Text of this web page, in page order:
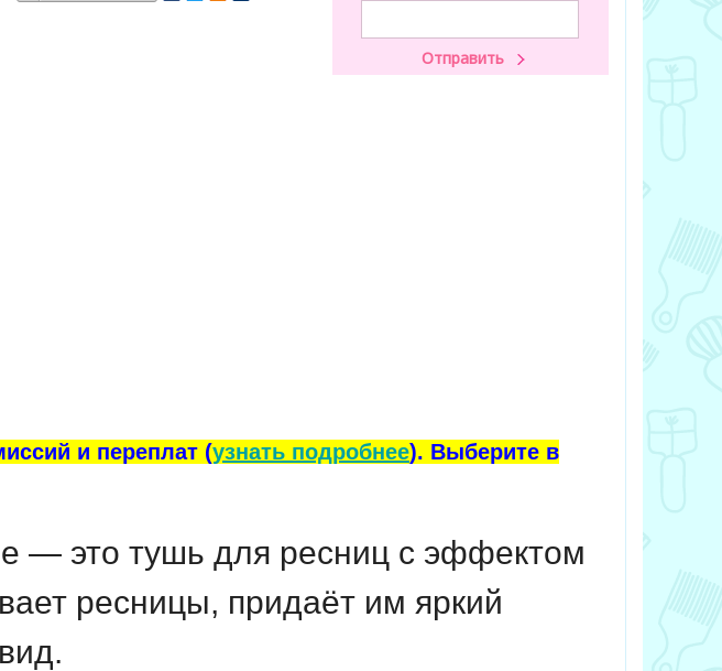
и переплат (узнать подробнее). Выберите в
— это тушь для ресниц с эффектом
ресницы, придаёт им яркий